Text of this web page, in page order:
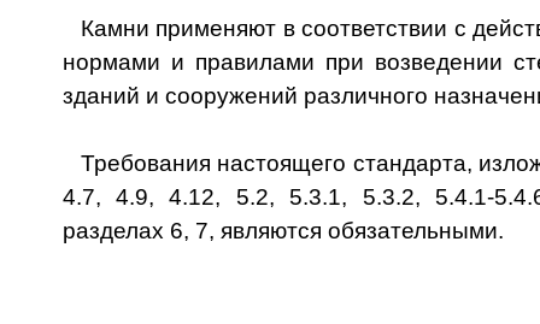
Камни применяют в соответствии с
нормами и правилами при возведении
зданий и сооружений различного
Требования настоящего стандарта,
4.7, 4.9, 4.12, 5.2, 5.3.1, 5.3.2, 5.4.1-
разделах 6, 7, являются обязательными.